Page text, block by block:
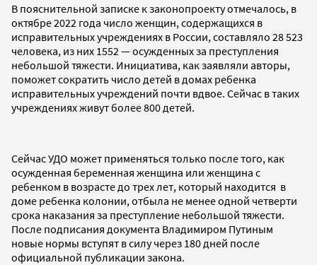
В пояснительной записке к законопроекту отмечалось, в
октябре 2022 года число женщин, содержащихся в
исправительных учреждениях в России, составляло 28 523
человека, из них 1552 — осужденных за преступления
небольшой тяжести. Инициатива, как заявляли авторы,
поможет сократить число детей в домах ребенка
исправительных учреждений почти вдвое. Сейчас в таких
учреждениях живут более 800 детей.
Сейчас УДО может применяться только после того, как
осужденная беременная женщина или женщина с
ребенком в возрасте до трех лет, который находится в
доме ребенка колонии, отбыла не менее одной четверти
срока наказания за преступление небольшой тяжести.
После подписания документа Владимиром Путиным
новые нормы вступят в силу через 180 дней после
официальной публикации закона.